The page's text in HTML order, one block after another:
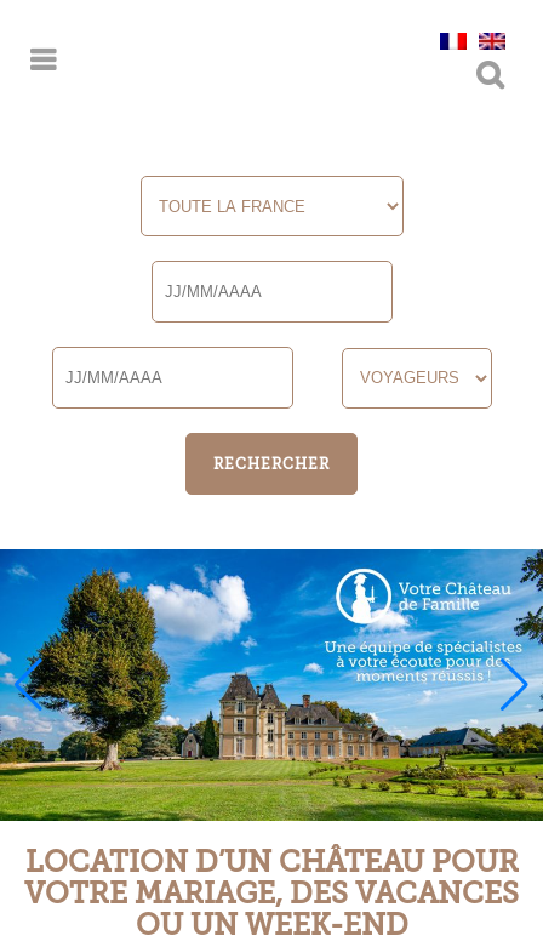
LOCATION D’UN CHÂTEAU POUR
VOTRE MARIAGE, DES VACANCES
OU UN WEEK-END